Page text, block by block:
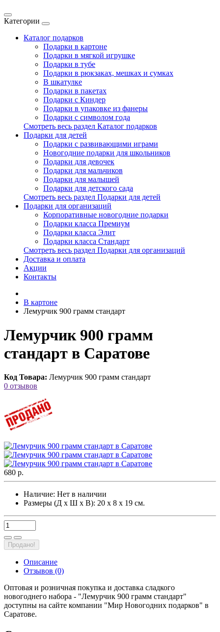
Категории
Каталог подарков
Подарки в картоне
Подарки в мягкой игрушке
Подарки в тубе
Подарки в рюкзаках, мешках и сумках
В шкатулке
Подарки в пакетах
Подарки с Киндер
Подарки в упаковке из фанеры
Подарки с символом года
Смотреть весь раздел Каталог подарков
Подарки для детей
Подарки с развивающими играми
Новогодние подарки для школьников
Подарки для девочек
Подарки для мальчиков
Подарки для малышей
Подарки для детского сада
Смотреть весь раздел Подарки для детей
Подарки для организаций
Корпоративные новогодние подарки
Подарки класса Премиум
Подарки класса Элит
Подарки класса Стандарт
Смотреть весь раздел Подарки для организаций
Доставка и оплата
Акции
Контакты
В картоне
Лемурчик 900 грамм стандарт
Лемурчик 900 грамм
стандарт в Саратове
Код Товара: Лемурчик 900 грамм стандарт
0 отзывов
680 р.
Наличие: Нет в наличии
Размеры (Д х Ш х В): 20 х 8 х 19 см.
Продано!
Описание
Отзывов (0)
Оптовая и розничная покупка и доставка сладкого
новогоднего набора - "Лемурчик 900 грамм стандарт"
доступны на сайте компании "Мир Новогодних подарков" в
Саратове.